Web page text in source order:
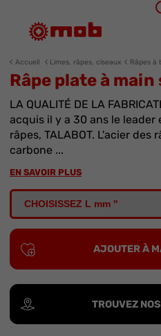
Accueil Limes, râpes, ciseaux Râpes à
Râpe plate à
LA QUALITÉ DE LA
acquis il y a 30 ans le leader
râpes, TALABOT. L'acier des
carbone ...
EN SAVOIR PLUS
AJOUTER À
TROUVEZ